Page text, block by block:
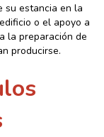
su estancia en la
o el apoyo a
la preparación de
producirse.